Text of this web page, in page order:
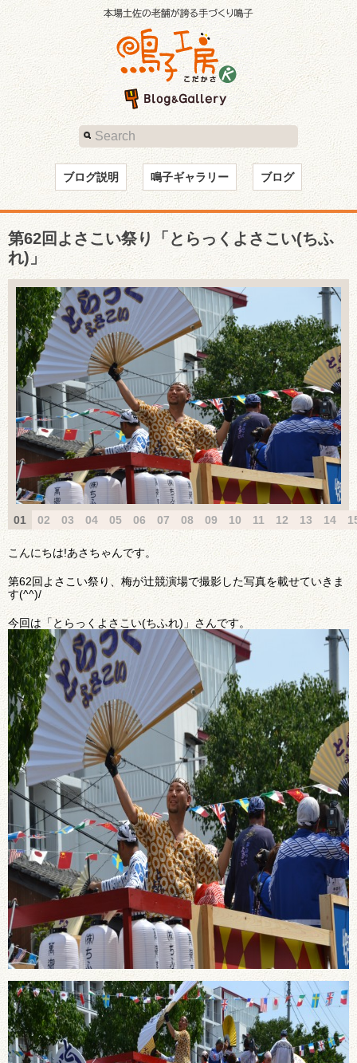
ブログ説明 鳴子ギャラリー ブログ
第62回よさこい祭り「とらっくよさこい(ちふ
れ)」
01 02 03 04 05 06 07 08 09 10 11 12 13 14
こんにちは!あさちゃんです。
第62回よさこい祭り、梅が辻競演場で撮影した写真を載せていきま
す(^^)/
今回は「とらっくよさこい(ちふれ)」さんです。